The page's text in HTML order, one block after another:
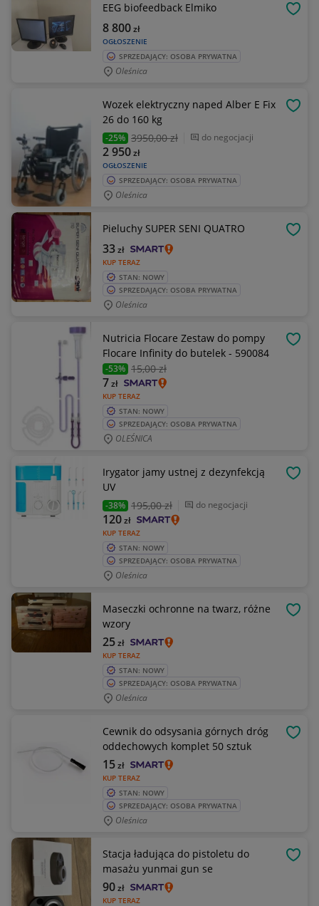
EEG biofeedback Elmiko
OGŁOSZENIE
8 800zł
SPRZEDAJĄCY: OSOBA PRYWATNA
Oleśnica
Wozek elektryczny naped Alber E Fix
26 do 160 kg
-25% 3950,00 zł do negocjacji
OGŁOSZENIE
2 950zł
SPRZEDAJĄCY: OSOBA PRYWATNA
Oleśnica
Pieluchy SUPER SENI QUATRO
KUP TERAZ
33zł
STAN: NOWY
SPRZEDAJĄCY: OSOBA PRYWATNA
Oleśnica
Nutricia Flocare Zestaw do pompy
Flocare Infinity do butelek - 590084
-53% 15,00 zł
KUP TERAZ
7zł
STAN: NOWY
SPRZEDAJĄCY: OSOBA PRYWATNA
OLEŚNICA
Irygator jamy ustnej z dezynfekcją
UV
-38% 195,00 zł do negocjacji
KUP TERAZ
120zł
STAN: NOWY
SPRZEDAJĄCY: OSOBA PRYWATNA
Oleśnica
Maseczki ochronne na twarz, różne
wzory
KUP TERAZ
25zł
STAN: NOWY
SPRZEDAJĄCY: OSOBA PRYWATNA
Oleśnica
Cewnik do odsysania górnych dróg
oddechowych komplet 50 sztuk
KUP TERAZ
15zł
STAN: NOWY
SPRZEDAJĄCY: OSOBA PRYWATNA
Oleśnica
Stacja ładująca do pistoletu do
masażu yunmai gun se
KUP TERAZ
90zł